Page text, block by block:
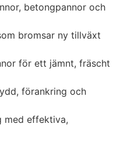
betongpannor och
bromsar ny tillväxt
för ett jämnt, fräscht
förankring och
med effektiva,